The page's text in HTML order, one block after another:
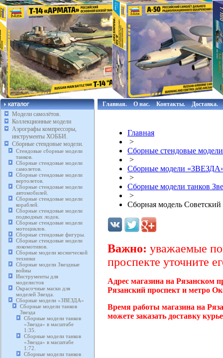
Модели самолётов.
Коллекционные модели
Аэрографы компрессоры,
инструменты ХОББИ.
Сборные стендовые модели.
Стендовые сборные модели
танков.
Сборные стендовые модели
самолетов.
Сборные стендовые модели
вертолетов.
Сборные стендовые модели
автомобилей.
Сборные стендовые модели
кораблей.
Сборные стендовые модели
подводных лодок.
Сборные стендовые модели
мотоциклов.
Сборные стендовые фигуры.
Сборные стендовые модели
локомотивов.
Сборные модели космической
техники
Сборные модели Звездные
войны
Инструменты для
моделистов
Окрасочные маски для
моделей Звезда.
Сборные модели «ЗВЕЗДА»
Сборные модели танков
Звезда
Сборные модели танков
«Звезда» в масштабе
1:35.
Сборные модели танков
«Звезда» в масштабе
1:72.
Сборные модели танков
Главная. О нас. Контакты. Доставка.
Главная
>
Сборные стендовые
>
Сборные модели
>
Сборные модели танков
>
Сборная модель
Важно: уважаемые
проспекте уточните
Адрес магазина на Рязанском
Рязанский проспект и метро
Время работы магазина на
можете заказать доставку